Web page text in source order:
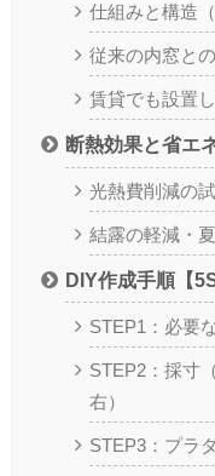
仕組みと構造
従来の内窓と
賃貸でも設置
断熱効果と省エ
光熱費削減の
結露の軽減・
DIY作成手順【
STEP1：必要
STEP2：採寸
右）
STEP3：プラ